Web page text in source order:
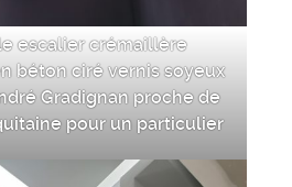
escalier crémaillère
béton ciré vernis soyeux
Gradignan proche de
pour un particulier